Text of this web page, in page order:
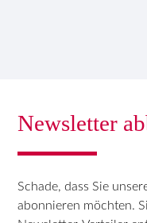
Suchbegriffe
Newsletter
Schade, dass Sie
abonnieren möchten.